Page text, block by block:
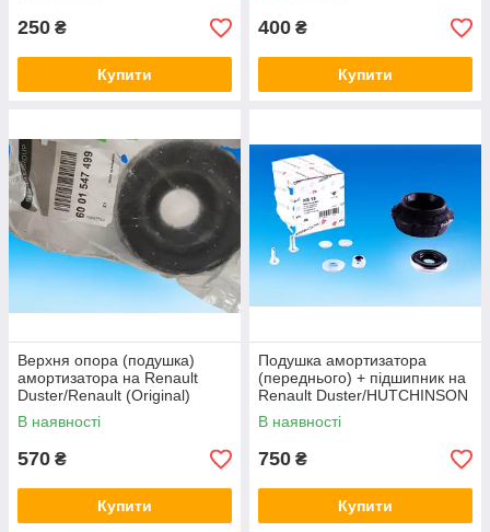
250 ₴
Купити
400 ₴
Купити
Верхня опора (подушка)
амортизатора на Renault
Duster/Renault (Original)
6001547499
В наявності
570 ₴
Купити
Подушка амортизатора
(переднього) + підшипник на
Renault Duster/HUTCHINSON
KS 19
В наявності
750 ₴
Купити